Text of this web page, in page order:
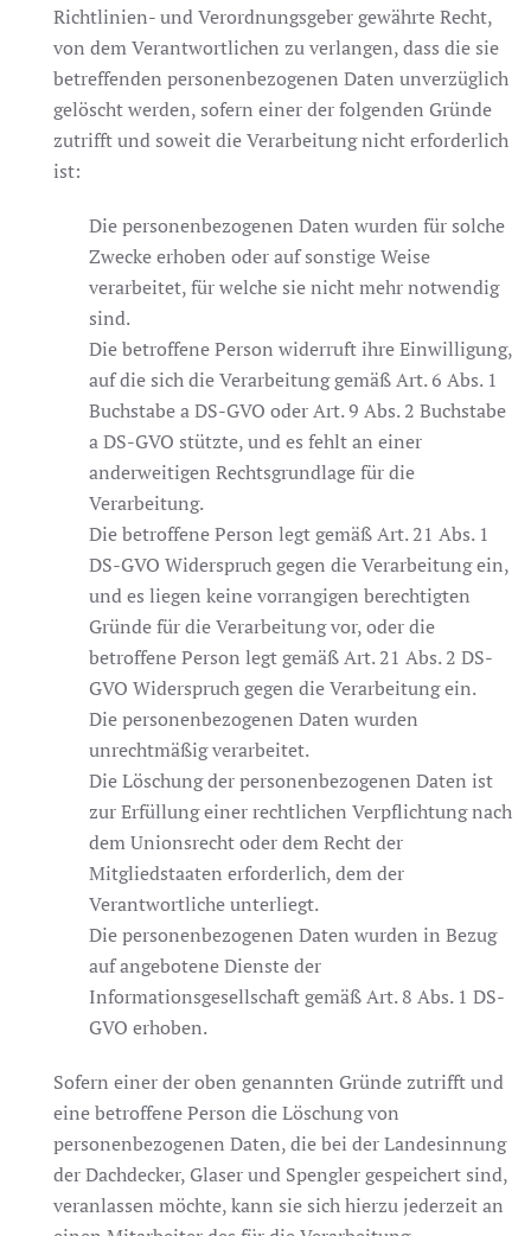
Richtlinien- und Verordnungsgeber gewährte Recht,
von dem Verantwortlichen zu verlangen, dass die sie
betreffenden personenbezogenen Daten unverzüglich
gelöscht werden, sofern einer der folgenden Gründe
zutrifft und soweit die Verarbeitung nicht erforderlich
ist:
Die personenbezogenen Daten wurden für solche
Zwecke erhoben oder auf sonstige Weise
verarbeitet, für welche sie nicht mehr notwendig
sind.
Die betroffene Person widerruft ihre Einwilligung,
auf die sich die Verarbeitung gemäß Art. 6 Abs. 1
Buchstabe a DS-GVO oder Art. 9 Abs. 2 Buchstabe
a DS-GVO stützte, und es fehlt an einer
anderweitigen Rechtsgrundlage für die
Verarbeitung.
Die betroffene Person legt gemäß Art. 21 Abs. 1
DS-GVO Widerspruch gegen die Verarbeitung ein,
und es liegen keine vorrangigen berechtigten
Gründe für die Verarbeitung vor, oder die
betroffene Person legt gemäß Art. 21 Abs. 2 DS-
GVO Widerspruch gegen die Verarbeitung ein.
Die personenbezogenen Daten wurden
unrechtmäßig verarbeitet.
Die Löschung der personenbezogenen Daten ist
zur Erfüllung einer rechtlichen Verpflichtung nach
dem Unionsrecht oder dem Recht der
Mitgliedstaaten erforderlich, dem der
Verantwortliche unterliegt.
Die personenbezogenen Daten wurden in Bezug
auf angebotene Dienste der
Informationsgesellschaft gemäß Art. 8 Abs. 1 DS-
GVO erhoben.
Sofern einer der oben genannten Gründe zutrifft und
eine betroffene Person die Löschung von
personenbezogenen Daten, die bei der Landesinnung
der Dachdecker, Glaser und Spengler gespeichert sind,
veranlassen möchte, kann sie sich hierzu jederzeit an